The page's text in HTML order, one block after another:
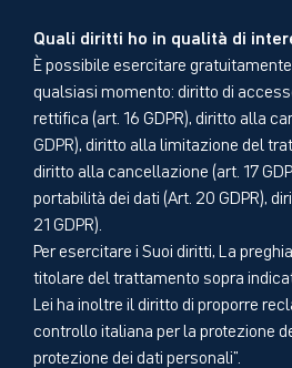
Quali diritti ho in qualità di
È possibile esercitare
qualsiasi momento: diritto di
rettifica (art. 16 GDPR), diritto alla
GDPR), diritto alla limitazione del
diritto alla cancellazione (art. 17
portabilità dei dati (Art. 20 GDPR),
21 GDPR).
Per esercitare i Suoi diritti, La
titolare del trattamento sopra
Lei ha inoltre il diritto di proporre
controllo italiana per la protezione
protezione dei dati personali".